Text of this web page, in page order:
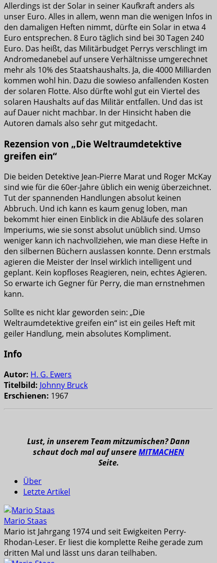
Allerdings ist der Solar in seiner Kaufkraft anders als
unser Euro. Alles in allem, wenn man die wenigen Infos in
den damaligen Heften nimmt, dürfte ein Solar in etwa 4
Euro entsprechen. 8 Euro täglich sind bei 30 Tagen 240
Euro. Das heißt, das Militärbudget Perrys verschlingt im
Andromedanebel auf unsere Verhältnisse umgerechnet
mehr als 10% des Staatshaushalts. Ja, die 4000 Milliarden
kommen wohl hin. Dazu die sowieso anfallenden Kosten
der solaren Flotte. Also dürfte wohl gut ein Viertel des
solaren Haushalts auf das Militär entfallen. Und das ist
auf Dauer nicht machbar. In der Hinsicht haben die
Autoren damals also sehr gut mitgedacht.
Rezension von „Die Weltraumdetektive
greifen ein“
Die beiden Detektive Jean-Pierre Marat und Roger McKay
sind wie für die 60er-Jahre üblich ein wenig überzeichnet.
Tut der spannenden Handlungen absolut keinen
Abbruch. Und ich kann es kaum genug loben, man
bekommt hier einen Einblick in die Abläufe des solaren
Imperiums, wie sie sonst absolut unüblich sind. Umso
weniger kann ich nachvollziehen, wie man diese Hefte in
den silbernen Büchern auslassen konnte. Denn erstmals
agieren die Meister der Insel wirklich intelligent und
geplant. Kein kopfloses Reagieren, nein, echtes Agieren.
So erwarte ich Gegner für Perry, die man ernstnehmen
kann.
Sollte es nicht klar geworden sein: „Die
Weltraumdetektive greifen ein“ ist ein geiles Heft mit
geiler Handlung, mein absolutes Kompliment.
Info
Autor: H. G. Ewers
Titelbild: Johnny Bruck
Erschienen: 1967
Lust, in unserem Team mitzumischen? Dann
schaut doch mal auf unsereMITMACHEN
Seite.
Über
Letzte Artikel
Mario Staas
Mario ist Jahrgang 1974 und seit Ewigkeiten Perry-
Rhodan-Leser. Er liest die komplette Reihe gerade zum
dritten Mal und lässt uns daran teilhaben.